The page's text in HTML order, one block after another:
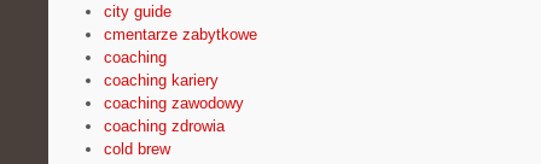
city guide
cmentarze zabytkowe
coaching
coaching kariery
coaching zawodowy
coaching zdrowia
cold brew